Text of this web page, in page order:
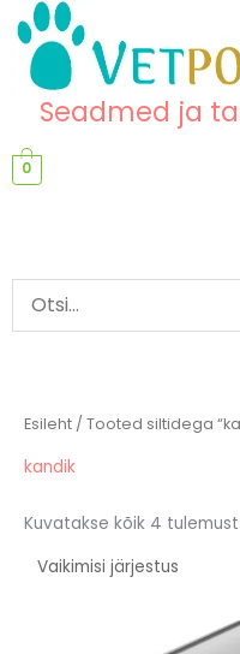
content
content
Seadmed ja
0
Esileht / Tooted siltidega
kandik
Kuvatakse kõik 4 tulemust